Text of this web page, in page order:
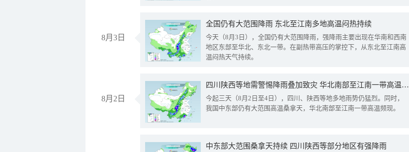
8月3日
全国仍有大范围降雨 东北至江南多地高温闷热持续
今天（8月3日），全国仍有大范围降雨，强降雨主要出现在华南和西南
地区东部至华北、东北一带。在副热带高压的掌控下，从东北至江南高
温闷热天气持续。
8月2日
四川陕西等地需警惕降雨叠加致灾 华北南部至江南一带高温频现
今起三天（8月2日至4日），四川、陕西等地多地雨势仍猛烈。同时，
我国中东部仍有大范围高温桑拿天，华北南部至江南一带高温频现。
中东部大范围桑拿天持续 四川陕西等部分地区有强降雨